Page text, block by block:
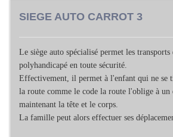
SIEGE AUTO CARROT 3
Le siège auto spécialisé permet les
polyhandicapé en toute sécurité.
Effectivement, il permet à l'enfant qui ne se
la route comme le code la route l'oblige à un
maintenant la tête et le corps.
La famille peut alors effectuer ses